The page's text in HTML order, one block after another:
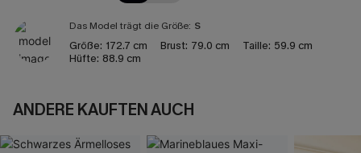
Das Model trägt die Größe: S
Größe: 172.7 cm Brust: 79.0 cm Taille: 59.9 cm
Hüfte: 88.9 cm
ANDERE KAUFTEN AUCH